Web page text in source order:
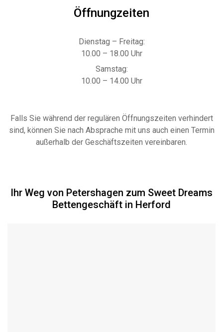
Öffnungzeiten
Dienstag – Freitag:
10.00 – 18.00 Uhr
Samstag:
10.00 – 14.00 Uhr
Falls Sie während der regulären Öffnungszeiten verhindert
sind, können Sie nach Absprache mit uns auch einen Termin
außerhalb der Geschäftszeiten vereinbaren.
Ihr Weg von Petershagen zum Sweet Dreams
Bettengeschäft in Herford